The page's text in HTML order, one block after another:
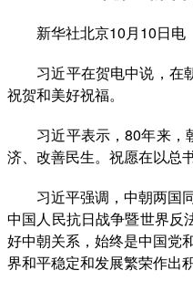
新华社北京10月10日电
习近平在贺电中说，在朝
祝贺和美好祝福。
习近平表示，80年来，朝
济、改善民生。祝愿在以总
习近平强调，中朝两国同
中国人民抗日战争暨世界反
好中朝关系，始终是中国党
界和平稳定和发展繁荣作出